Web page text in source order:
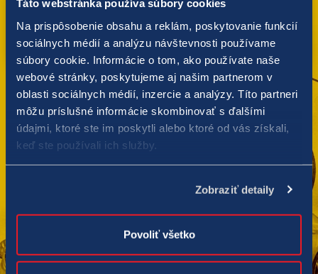
Táto webstránka používa súbory cookies
Na prispôsobenie obsahu a reklám, poskytovanie funkcií
sociálnych médií a analýzu návštevnosti používame
súbory cookie. Informácie o tom, ako používate naše
webové stránky, poskytujeme aj našim partnerom v
oblasti sociálnych médií, inzercie a analýzy. Títo partneri
môžu príslušné informácie skombinovať s ďalšími
údajmi, ktoré ste im poskytli alebo ktoré od vás získali,
keď ste používali ich služby.
Zobraziť detaily
Povoliť všetko